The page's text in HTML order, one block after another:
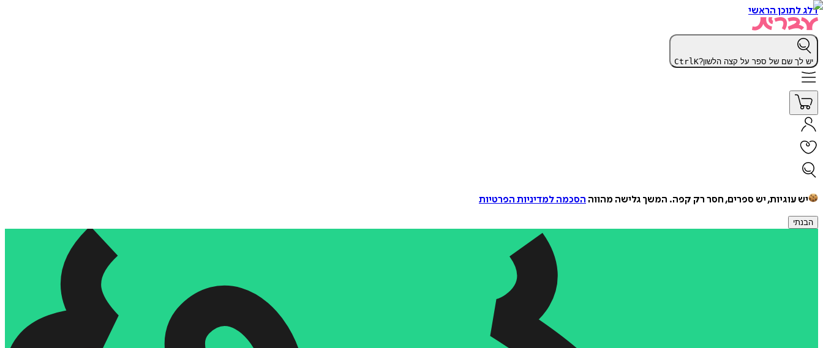
דלג לתוכן הראשי
יש לך שם של ספר על קצה הלשון? CtrlK
יש עוגיות, יש ספרים, חסר רק קפה. המשך גלישה מהווה הסכמה למדיניות הפרטיות
הבנתי